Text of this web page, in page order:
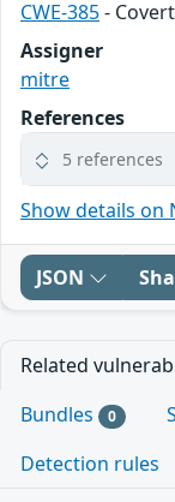
CWE-385-
Assigner
mitre
References
5 references
Show details on
JSON
Related
Bundles 0
Detection rules